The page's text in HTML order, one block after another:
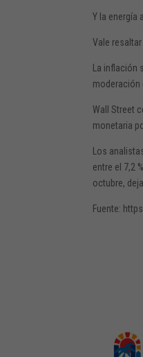
Y la energía
Vale
La
moderación
Wall Street
monetaria
Los
entre el 7,2
octubre,
Fuente: